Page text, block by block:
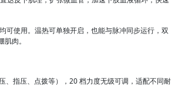
可使用。温热可单独开启，也能与脉冲同步运行，双
肉。
、指压、点拨等），20 档力度无级可调，适配不同耐